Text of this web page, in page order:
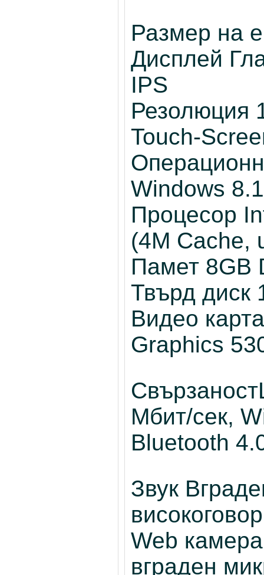
Размер на
Дисплей
IPS
Резолюция
Touch-
Windows 8.1
Процесор
(4M Cache,
Памет 8GB
Твърд диск
Видео
Graphics
Мбит/сек,
Bluetooth
Звук
Web
вграден